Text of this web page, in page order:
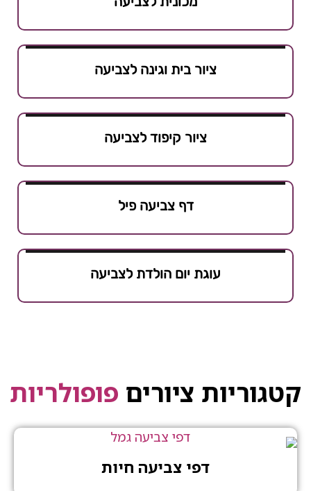
ציור בית וגינה לצביעה
ציור קיפוד לצביעה
דף צביעה פיל
עוגת יום הולדת לצביעה
קטגוריות ציורים פופולריות
דפי צביעה חיות